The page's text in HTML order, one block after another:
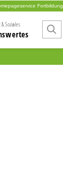
Fortbildung
Soziales